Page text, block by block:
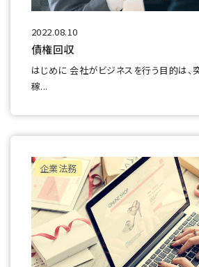
2022.08.10
債権回収
はじめに 会社がビジネスを行う目的は、
稼...
企業法務